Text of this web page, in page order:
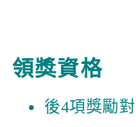
領獎資格
後4項獎勵